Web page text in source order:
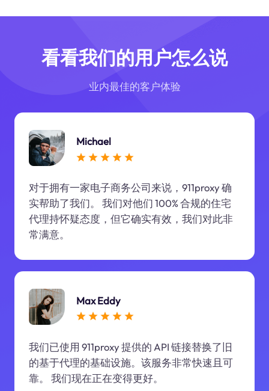
看看我们的用户怎么说
业内最佳的客户体验
Michael
对于拥有一家电子商务公司来说，911proxy 确
实帮助了我们。 我们对他们 100% 合规的住宅
代理持怀疑态度，但它确实有效，我们对此非
常满意。
Max Eddy
我们已使用 911proxy 提供的 API 链接替换了旧
的基于代理的基础设施。该服务非常快速且可
靠。 我们现在正在变得更好。